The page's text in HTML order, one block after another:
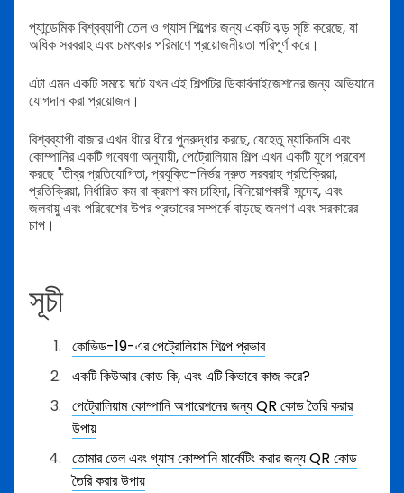
প্যান্ডেমিক বিশ্বব্যাপী তেল ও গ্যাস শিল্পের জন্য একটি ঝড় সৃষ্টি করেছে, যা
অধিক সরবরাহ এবং চমৎকার পরিমাণে প্রয়োজনীয়তা পরিপূর্ণ করে।
এটা এমন একটি সময়ে ঘটে যখন এই শিল্পটির ডিকার্বনাইজেশনের জন্য অভিযানে
যোগদান করা প্রয়োজন।
বিশ্বব্যাপী বাজার এখন ধীরে ধীরে পুনরুদ্ধার করছে, যেহেতু ম্যাকিনসি এবং
কোম্পানির একটি গবেষণা অনুযায়ী, পেট্রোলিয়াম শিল্প এখন একটি যুগে প্রবেশ
করছে "তীব্র প্রতিযোগিতা, প্রযুক্তি-নির্ভর দ্রুত সরবরাহ প্রতিক্রিয়া,
প্রতিক্রিয়া, নির্ধারিত কম বা ক্রমশ কম চাহিদা, বিনিয়োগকারী সন্দেহ, এবং
জলবায়ু এবং পরিবেশের উপর প্রভাবের সম্পর্কে বাড়ছে জনগণ এবং সরকারের
চাপ।
সূচী
কোভিড-19-এর পেট্রোলিয়াম শিল্পে প্রভাব
একটি কিউআর কোড কি, এবং এটি কিভাবে কাজ করে?
পেট্রোলিয়াম কোম্পানি অপারেশনের জন্য QR কোড তৈরি করার
উপায়
তোমার তেল এবং গ্যাস কোম্পানি মার্কেটিং করার জন্য QR কোড
তৈরি করার উপায়